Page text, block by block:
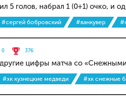
5 голов, набрал 1 (0+1) очко, и
#сергей бобровский #ванкувер
0 376
цифры матча со
#хк кузнецкие медведи #хк снежные